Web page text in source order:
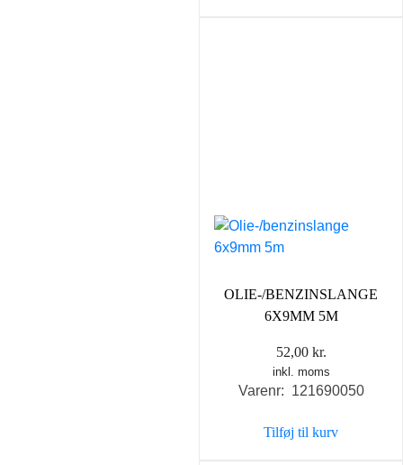
OLIE-/BENZINSLANGE
6X9MM 5M
52,00 kr.
inkl. moms
Varenr: 121690050
Tilføj til kurv